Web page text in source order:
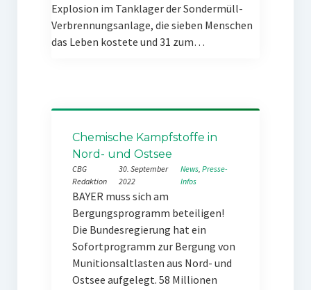
Explosion im Tanklager der Sondermüll-
Verbrennungsanlage, die sieben Menschen
das Leben kostete und 31 zum…
Chemische Kampfstoffe in
Nord- und Ostsee
CBG
Redaktion
30. September
2022
News, Presse-
Infos
BAYER muss sich am
Bergungsprogramm beteiligen!
Die Bundesregierung hat ein
Sofortprogramm zur Bergung von
Munitionsaltlasten aus Nord- und
Ostsee aufgelegt. 58 Millionen